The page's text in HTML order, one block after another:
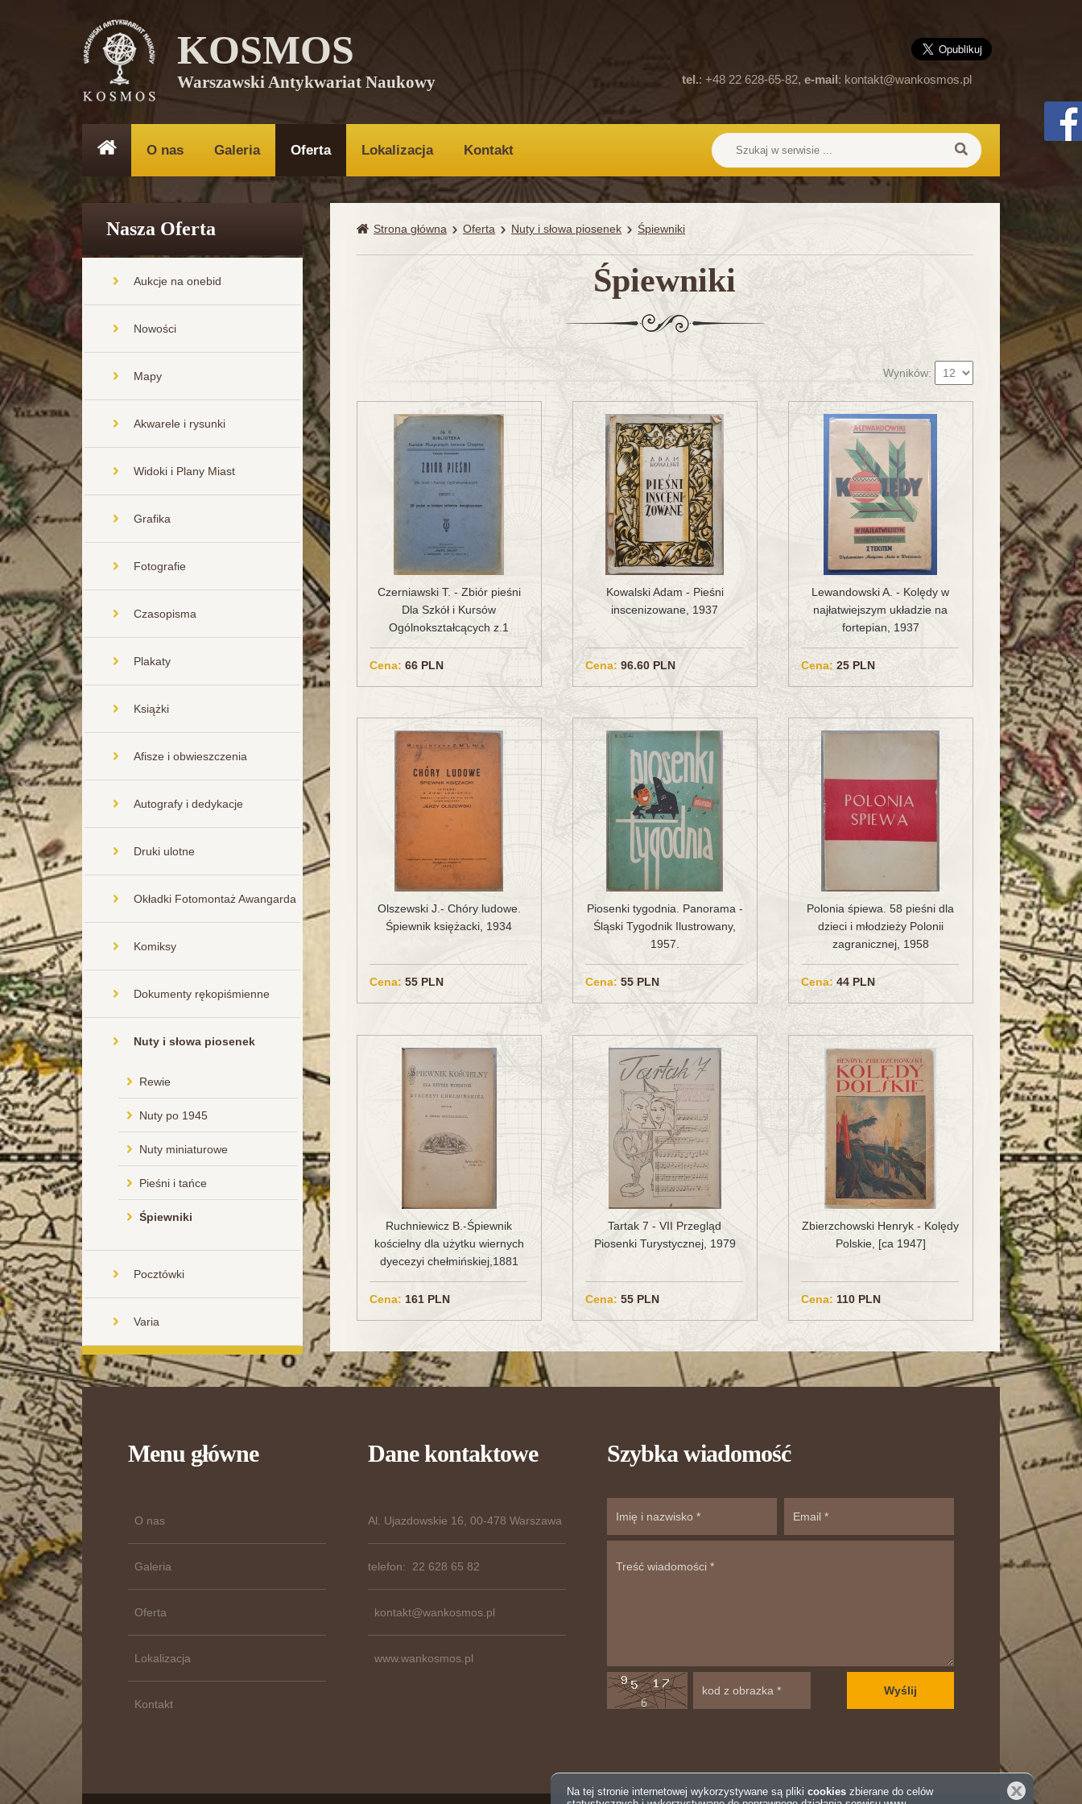
tel.: +48 22 628-65-82, e-mail: kontakt@wankosmos.pl
KOSMOS
Warszawski Antykwariat Naukowy
O nas Galeria Oferta Lokalizacja Kontakt
Nasza Oferta
Aukcje na onebid
Nowości
Mapy
Akwarele i rysunki
Widoki i Plany Miast
Grafika
Fotografie
Czasopisma
Plakaty
Książki
Afisze i obwieszczenia
Autografy i dedykacje
Druki ulotne
Okładki Fotomontaż Awangarda
Komiksy
Dokumenty rękopiśmienne
Nuty i słowa piosenek
Rewie
Nuty po 1945
Nuty miniaturowe
Pieśni i tańce
Śpiewniki
Pocztówki
Varia
Strona główna Oferta Nuty i słowa piosenek Śpiewniki
Śpiewniki
Wyników:
Czerniawski T. - Zbiór pieśni
Dla Szkół i Kursów
Ogólnokształcących z.1
Cena: 66 PLN
Kowalski Adam - Pieśni
inscenizowane, 1937
Cena: 96.60 PLN
Lewandowski A. - Kolędy w
najłatwiejszym układzie na
fortepian, 1937
Cena: 25 PLN
Olszewski J.- Chóry ludowe.
Śpiewnik księżacki, 1934
Cena: 55 PLN
Piosenki tygodnia. Panorama -
Śląski Tygodnik Ilustrowany,
1957.
Cena: 55 PLN
Polonia śpiewa. 58 pieśni dla
dzieci i młodzieży Polonii
zagranicznej, 1958
Cena: 44 PLN
Ruchniewicz B.-Śpiewnik
kościelny dla użytku wiernych
dyecezyi chełmińskiej,1881
Cena: 161 PLN
Tartak 7 - VII Przegląd
Piosenki Turystycznej, 1979
Cena: 55 PLN
Zbierzchowski Henryk - Kolędy
Polskie, [ca 1947]
Cena: 110 PLN
Menu główne
O nas
Galeria
Oferta
Lokalizacja
Kontakt
Dane kontaktowe
Al. Ujazdowskie 16, 00-478 Warszawa
telefon: 22 628 65 82
kontakt@wankosmos.pl
www.wankosmos.pl
Szybka wiadomość
Zamknij
Na tej stronie internetowej wykorzystywane są pliki cookies zbierane do celów